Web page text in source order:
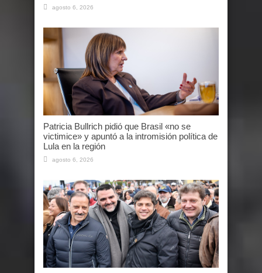
agosto 6, 2026
Patricia Bullrich pidió que Brasil «no se
victimice» y apuntó a la intromisión política de
Lula en la región
agosto 6, 2026